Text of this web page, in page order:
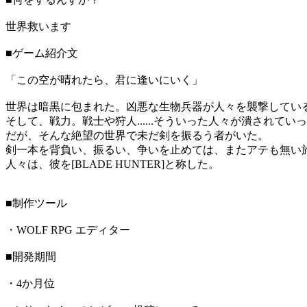
世界救います
■ゲーム紹介文
「この空が晴れたら、君に逢いにいく」
世界は暗黒に包まれた。凶悪な生物兵器が人々を襲撃してい
そして、戦力。戦士や狩人......そういった人々が潰されていっ
だが、そんな絶望の世界で未だ剣を振るう者がいた。
剣一本を背負い、振るい、争いを止めては、またアテも無い
人々は、彼を[BLADE HUNTER]と称した。
■制作ツール
・WOLF RPG エディター
■開発期間
・4か月位